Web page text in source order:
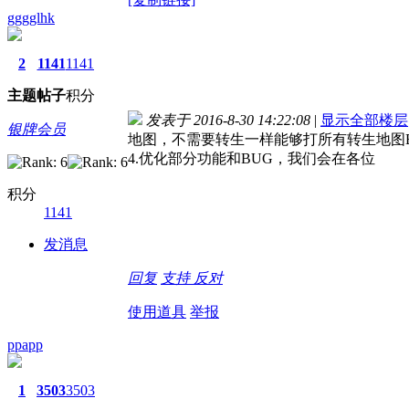
gggglhk
2
主题
1141
帖子
1141
积分
银牌会员
积分
1141
发消息
发表于 2016-8-30 14:22:08 | 显示全部楼层
地图，不需要转生一样能够打所有转生地图
4.优化部分功能和BUG，我们会在各位
回复 支持 反对
使用道具 举报
ppapp
1 35033503